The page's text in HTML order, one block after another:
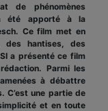
de phénomènes
a été apporté à la
Ce film met en
des hantises, des
a présenté ce film
Parmi les
à débattre
C’est une partie de
et en toute